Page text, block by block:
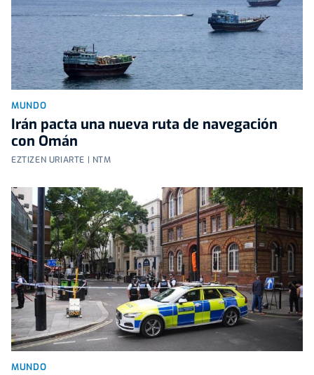
MUNDO
Irán pacta una nueva ruta de navegación
con Omán
EZTIZEN URIARTE | NTM
MUNDO